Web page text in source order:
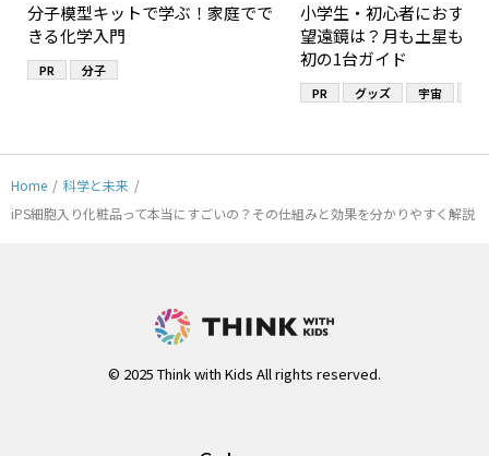
分子模型キットで学ぶ！家庭でで
きる化学入門
PR 分子
小学生・初心者におすす
望遠鏡は？月も土星も見
初の1台ガイド
PR グッズ 宇宙
Home / 科学と未来 /
iPS細胞入り化粧品って本当にすごいの？その仕組みと効果を分かりやすく解説
© 2025 Think with Kids All rights reserved.